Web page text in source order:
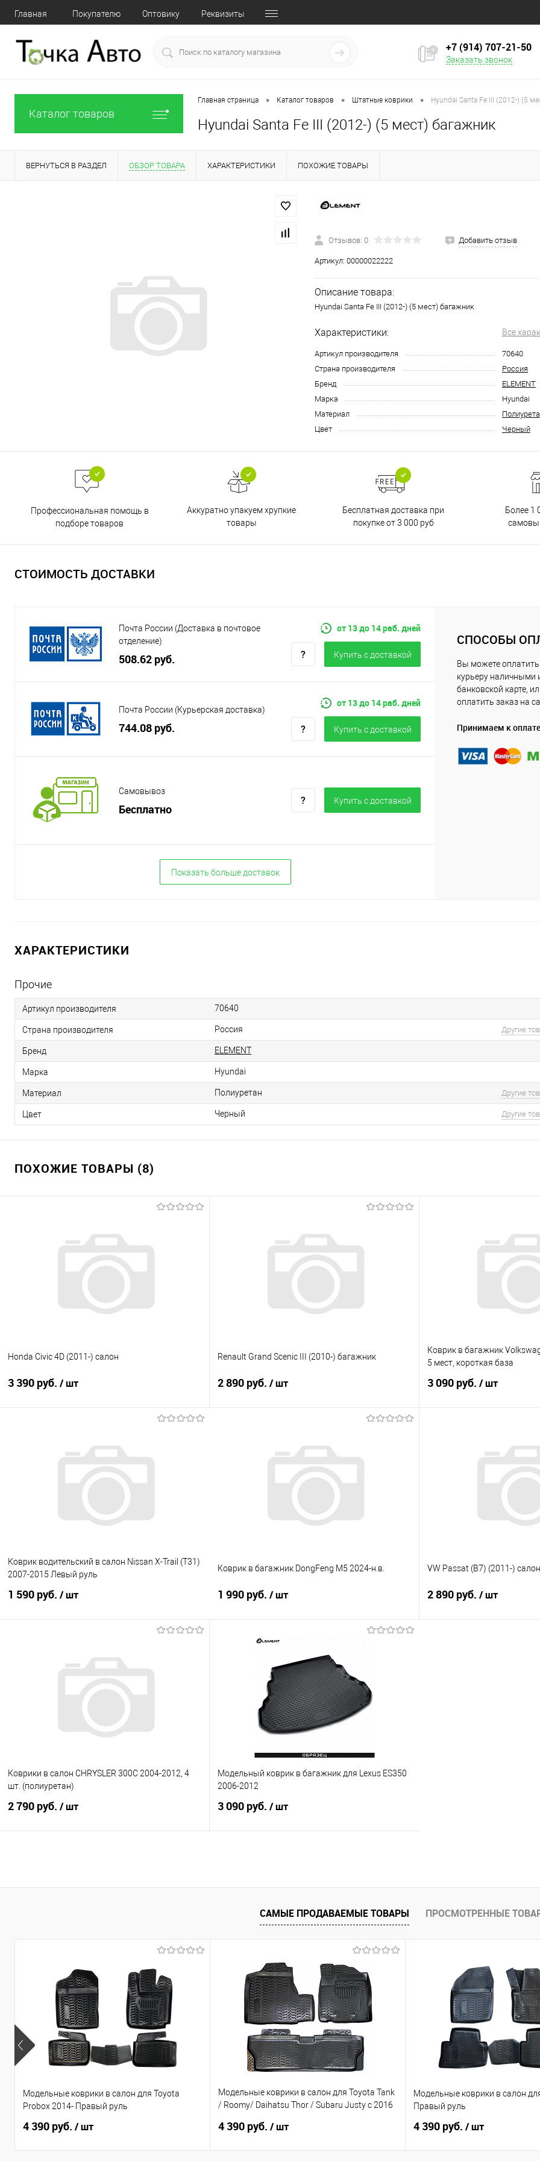
Главная Покупателю Оптовику Реквизиты
+7 (914) 707‒21‒50
Заказать звонок
Каталог товаров
Главная страница • Каталог товаров • Штатные коврики • Hyundai Santa Fe III (2012-) (5
Hyundai Santa Fe III (2012-) (5 мест) багажник
ВЕРНУТЬСЯ В РАЗДЕЛ ОБЗОР ТОВАРА ХАРАКТЕРИСТИКИ ПОХОЖИЕ ТОВАРЫ
Отзывов: 0 Добавить отзыв
Артикул: 00000022222
Описание товара:
Hyundai Santa Fe III (2012-) (5 мест) багажник
Характеристики: Все
Артикул производителя
70640
Страна производителя
Россия
Бренд
ELEMENT
Марка
Hyundai
Материал
Цвет
Черный
Профессиональная помощь в
подборе товаров
Аккуратно упакуем хрупкие
товары
Бесплатная доставка при
покупке от 3 000 руб
Более 1
СТОИМОСТЬ ДОСТАВКИ
Почта России (Доставка в почтовое
отделение)
508.62 руб.
от 13 до 14 раб. дней
Купить c доставкой
Почта России (Курьерская доставка)
744.08 руб.
от 13 до 14 раб. дней
Купить c доставкой
Самовывоз
Бесплатно
Купить c доставкой
Показать больше доставок
СПОСОБЫ
Вы можете оплатить
курьеру наличными
банковской карте,
оплатить заказ на
Принимаем к оплате
ХАРАКТЕРИСТИКИ
Прочие
Артикул производителя 70640
Страна производителя Россия Другие
Бренд ELEMENT
Марка Hyundai
Материал Полиуретан Другие
Цвет Черный Другие
ПОХОЖИЕ ТОВАРЫ (8)
Honda Civic 4D (2011-) салон
3 390 руб. / шт
Купить в 1 клик
Сравнение
Под заказ
Renault Grand Scenic III (2010-) багажник
2 890 руб. / шт
Купить в 1 клик
Сравнение
Под заказ
Коврик в багажник
5 мест, короткая база
3 090 руб. / шт
Купить в 1 клик
Коврик водительский в салон Nissan X-Trail (T31)
2007-2015 Левый руль
1 590 руб. / шт
Купить в 1 клик
Сравнение
Под заказ
Коврик в багажник DongFeng M5 2024-н.в.
1 990 руб. / шт
Купить в 1 клик
Сравнение
В избранное
Под заказ
VW Passat (B7) (2011-)
2 890 руб. / шт
Коврики в салон CHRYSLER 300C 2004-2012, 4
шт. (полиуретан)
2 790 руб. / шт
Купить в 1 клик
Сравнение
Модельный коврик в багажник для Lexus ES350
2006-2012
3 090 руб. / шт
Купить в 1 клик
Сравнение
В избранное
Под заказ
САМЫЕ ПРОДАВАЕМЫЕ ТОВАРЫ ПРОСМОТРЕННЫЕ
Модельные коврики в салон для Toyota
Probox 2014- Правый руль
4 390 руб. / шт
Модельные коврики в салон для Toyota Tank
/ Roomy/ Daihatsu Thor / Subaru Justy с 2016
4 390 руб. / шт
Модельные коврики в салон
Правый руль
4 390 руб. / шт